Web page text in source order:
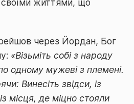
своїми життями, що
через Йордан, Бог
«Візьміть собі з народу
одному мужеві з племені.
Винесіть звідси, із
місця, де міцно стояли